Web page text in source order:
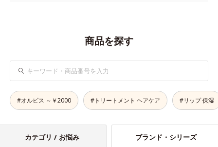
商品を探す
検
索
#オルビス ～￥2000 #トリートメント ヘアケア #リップ 保湿
カテゴリ / お悩み ブランド・シリーズ